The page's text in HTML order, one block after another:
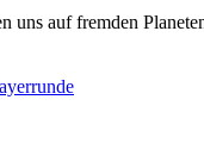
uns auf fremden